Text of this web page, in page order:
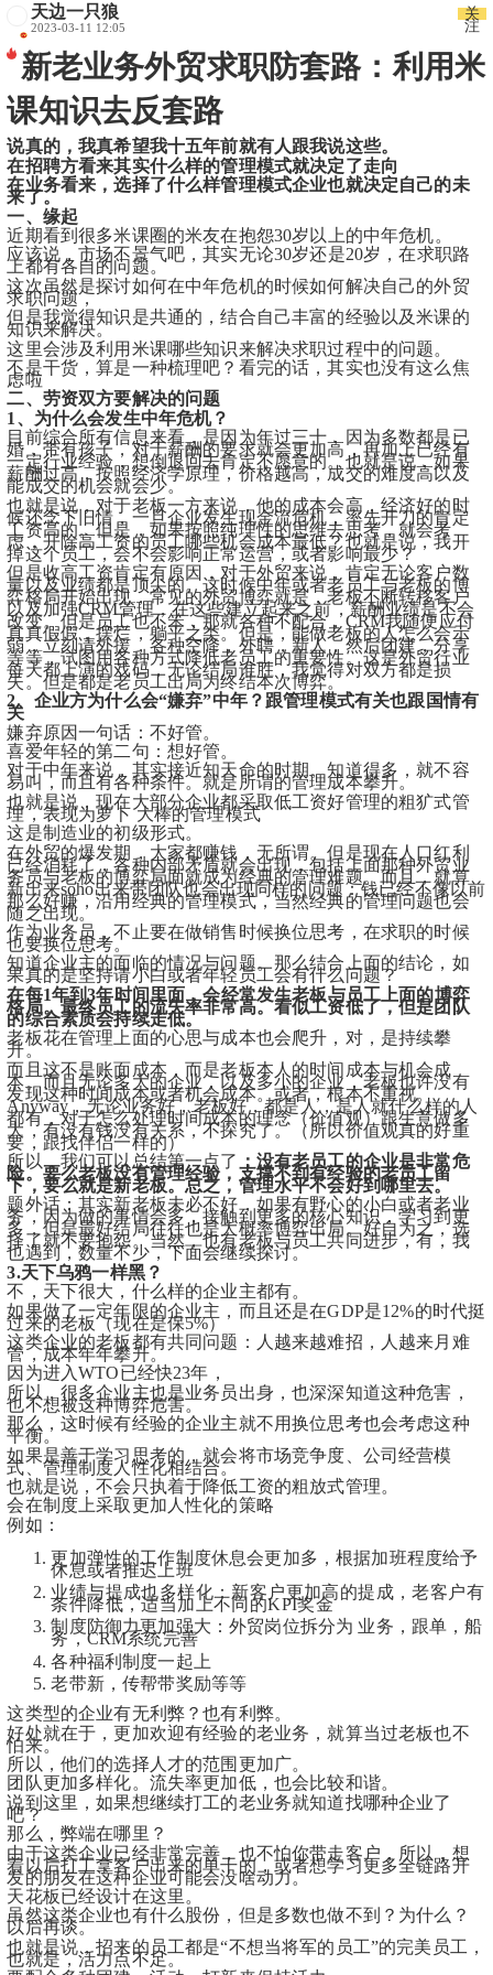
天边一只狼
2023-03-11 12:05
关
注
新老业务外贸求职防套路：利用米
课知识去反套路
说真的，我真希望我十五年前就有人跟我说这些。
在招聘方看来其实什么样的管理模式就决定了走向
在业务看来，选择了什么样管理模式企业也就决定自己的未
来了。
一、缘起
近期看到很多米课圈的米友在抱怨30岁以上的中年危机。
应该说，市场不景气吧，其实无论30岁还是20岁，在求职路
上都有各自的问题。
这次虽然是探讨如何在中年危机的时候如何解决自己的外贸
求职问题，
但是我觉得知识是共通的，结合自己丰富的经验以及米课的
知识来解决。
这里会涉及利用米课哪些知识来解决求职过程中的问题。
不是干货，算是一种梳理吧？看完的话，其实也没有这么焦
虑啦
二、劳资双方要解决的问题
1、为什么会发生中年危机？
目前综合所有信息来看，是因为年过三十，因为多数都是已
婚，带有孩子，对于薪酬的要求就会更加高，再加上已经有
一定行业经验，想倒退回去肯定不愿意的。也就是说，如果
薪酬过高，按照经济学原理，价格越高，成交的难度高以及
能成交的机会就会少。
也就是说，对于老板一方来说，他的成本会高，经济好的时
候还念下旧情，一旦企业发生现金流危机，率先开刀的肯定
工资高的。但是，如果按照纯理性的思维去思考，就会考
虑，开除高工资的员工哪些机会成本最低？也就是说，我开
掉这个员工，会不会影响正常运营，或者影响最少？
但是收高工资肯定有原因，对于外贸来说，肯定无论客户数
量以及业绩都是顶尖的。这时候中年或者老员工与老板的博
弈格局开始出现，常见的外贸博弈就是，老板不断转移客户
以及加强CRM管理，在这些建立起来之前，薪酬业绩是不会
改变。但是员工也不笨，那就各种不配合，CRM我随便应付
真真假假，摆烂，躺平之类。但是，能做老板的人怎么会示
弱，立刻请外援，各种空降，外聘，新人，然后团建，分享
等等，试图用各种方式降低老员工的重要性。这是外贸行业
每天都上演的戏码，无论结局谁胜，我觉得对双方都是损
失。但是都是老员工出局为终结本次博弈。
2、企业方为什么会“嫌弃”中年？跟管理模式有关也跟国情有
关
嫌弃原因一句话：不好管。
喜爱年轻的第二句：想好管。
对于中年来说，其实接近知天命的时期。知道得多，就不容
易叫，而且有各种条件。就是所谓的管理成本攀升。
也就是说，现在大部分企业都采取低工资好管理的粗犷式管
理，表现为萝卜 大棒的管理模式
这是制造业的初级形式。
在外贸的爆发期，大家都赚钱，无所谓。但是现在人口红利
已经消耗了，各种内部矛盾就会出现，包括上面那种外贸业
务员与老板的博弈局面就成为经典的管理难题。而且，就算
新出来soho出来带团队也会出现同样的问题：钱已经不像以前
那么好赚，沿用经典的管理模式，当然经典的管理问题也会
随之出现。
作为业务员，不止要在做销售时候换位思考，在求职的时候
也要换位思考。
知道企业主的面临的情况与问题。那么结合上面的结论，如
果真的是坚持请小白或者年轻员工会有什么问题？
在每1年到3年时间里面，会经常发生老板与员工上面的博弈
格局。最终员工的流失率非常高。看似工资低了，但是团队
的综合素质会持续走低。
老板花在管理上面的心思与成本也会爬升，对，是持续攀
升。
而且这不是账面成本，而是老板本人的时间成本与机会成
本。而且无论多大的企业，以及多小的企业，老板也许没有
发现这种时间成本或者机会成本。或者，根本不重视。
Anyway，无论业务好，老板好，都是人，是人就什么样的人
都有，对于怎么处理时间成本的理念（价值观）跟生意做多
大，有没有钱没有关系，不探究了。（所以价值观真的好重
要，跟找伴侣一样的）
所以，我们可以总结第一点了 ：没有老员工的企业是非常危
险。要么老板没有管理经验，支撑不到有经验的老员工留
下，要么就是新老板。总之，管理水平不会好到哪里去。
题外话：其实新老板未必不好，如果有野心的小白或者老业
务，因为做的事情会多，接触到更多的核心知识，学习到更
多，但是最好结局往往也是大概率博弈出局。好自为之，选
择了就不要抱怨。当然，也有老板与员工共同进步，有，我
也遇到，数量不少，下面会继续探讨。
3.天下乌鸦一样黑？
不，天下很大，什么样的企业主都有。
如果做了一定年限的企业主，而且还是在GDP是12%的时代挺
过来的老板（现在是保5%）
这类企业的老板都有共同问题：人越来越难招，人越来月难
管，成本年年攀升。
因为进入WTO已经快23年，
所以，很多企业主也是业务员出身，也深深知道这种危害，
也不想被这种博弈危害。
那么，这时候有经验的企业主就不用换位思考也会考虑这种
平衡。
如果是善于学习思考的，就会将市场竞争度、公司经营模
式、管理制度人性化相结合。
也就是说，不会只执着于降低工资的粗放式管理。
会在制度上采取更加人性化的策略
例如：
更加弹性的工作制度休息会更加多，根据加班程度给予
休息或者推迟上班
业绩与提成也多样化：新客户更加高的提成，老客户有
条件降低，适当加上不同的KPI奖金
制度防御力更加强大：外贸岗位拆分为 业务，跟单，船
务，CRM系统完善
各种福利制度一起上
老带新，传帮带奖励等等
这类型的企业有无利弊？也有利弊。
好处就在于，更加欢迎有经验的老业务，就算当过老板也不
怕来。
所以，他们的选择人才的范围更加广。
团队更加多样化。流失率更加低，也会比较和谐。
说到这里，如果想继续打工的老业务就知道找哪种企业了
吧？
那么，弊端在哪里？
由于这类企业已经非常完善，也不怕你带走客户，所以，想
着以后打工拿客户出来的单干的，或者想学习更多全链路开
发的朋友在这种企业可能会没啥动力。
天花板已经设计在这里。
虽然这类企业也有什么股份，但是多数也做不到？为什么？
以后再谈。
也就是说，招来的员工都是“不想当将军的员工”的完美员工，
也就是，活力点不足。